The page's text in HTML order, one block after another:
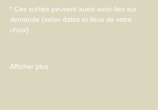
* Ces sorties peuvent aussi avoir lieu sur
demande (selon dates et lieux de votre
choix)
Afficher plus